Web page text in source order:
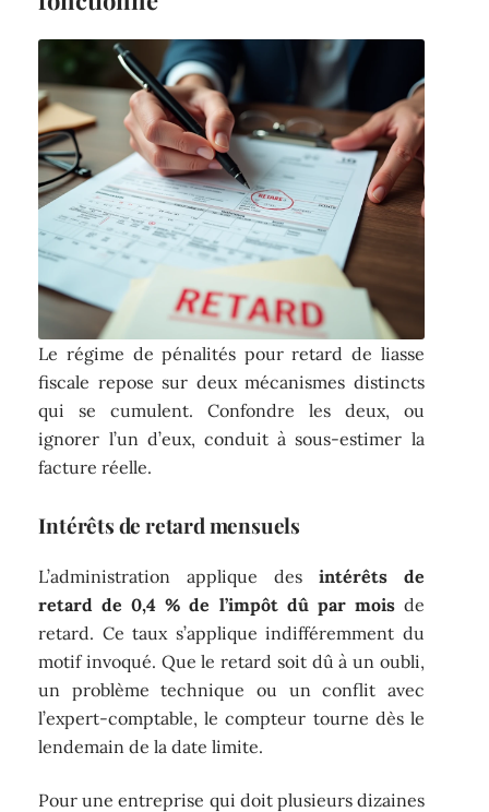
Le régime de pénalités pour retard de liasse
fiscale repose sur deux mécanismes distincts
qui se cumulent. Confondre les deux, ou
ignorer l’un d’eux, conduit à sous-estimer la
facture réelle.
Intérêts de retard mensuels
L’administration applique des intérêts de
retard de 0,4 % de l’impôt dû par moisde
retard. Ce taux s’applique indifféremment du
motif invoqué. Que le retard soit dû à un oubli,
un problème technique ou un conflit avec
l’expert-comptable, le compteur tourne dès le
lendemain de la date limite.
Pour une entreprise qui doit plusieurs dizaines